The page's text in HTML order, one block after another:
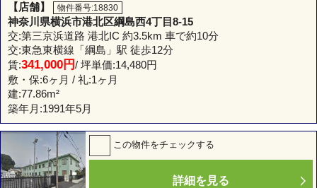
【店舗】 物件番号:18830
神奈川県横浜市港北区綱島西4丁目8-15
交:第三京浜道路 港北IC 約3.5km 車で約10分
交:東急東横線「綱島」駅 徒歩12分
賃:341,000円/ 坪単価:14,480円
敷・保:6ヶ月 / 礼:1ヶ月
建:77.86m²
築年月:1991年5月
この物件をチェックする
詳細を見る